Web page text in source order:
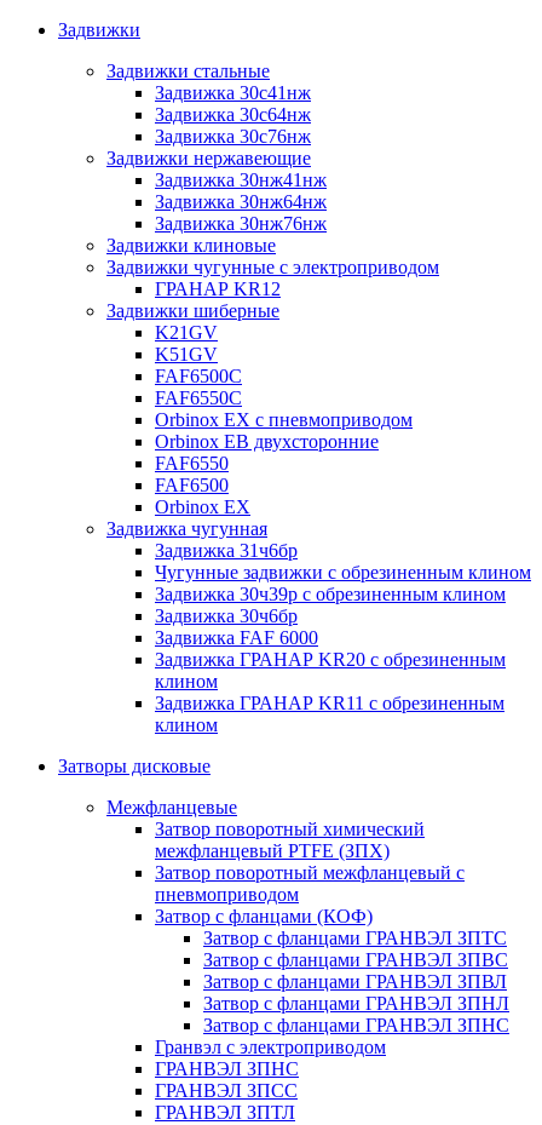
Задвижки
Задвижки стальные
Задвижка 30с41нж
Задвижка 30с64нж
Задвижка 30с76нж
Задвижки нержавеющие
Задвижка 30нж41нж
Задвижка 30нж64нж
Задвижка 30нж76нж
Задвижки клиновые
Задвижки чугунные с электроприводом
ГРАНАР KR12
Задвижки шиберные
K21GV
K51GV
FAF6500C
FAF6550С
Orbinox EX с пневмоприводом
Orbinox EB двухсторонние
FAF6550
FAF6500
Orbinox EX
Задвижка чугунная
Задвижка 31ч6бр
Чугунные задвижки с обрезиненным клином
Задвижка 30ч39р с обрезиненным клином
Задвижка 30ч6бр
Задвижка FAF 6000
Задвижка ГРАНАР KR20 с обрезиненным
клином
Задвижка ГРАНАР KR11 с обрезиненным
клином
Затворы дисковые
Межфланцевые
Затвор поворотный химический
межфланцевый PTFE (ЗПХ)
Затвор поворотный межфланцевый с
пневмоприводом
Затвор с фланцами (КОФ)
Затвор с фланцами ГРАНВЭЛ ЗПТС
Затвор с фланцами ГРАНВЭЛ ЗПВС
Затвор с фланцами ГРАНВЭЛ ЗПВЛ
Затвор с фланцами ГРАНВЭЛ ЗПНЛ
Затвор с фланцами ГРАНВЭЛ ЗПНС
Гранвэл с электроприводом
ГРАНВЭЛ ЗПНС
ГРАНВЭЛ ЗПСС
ГРАНВЭЛ ЗПТЛ